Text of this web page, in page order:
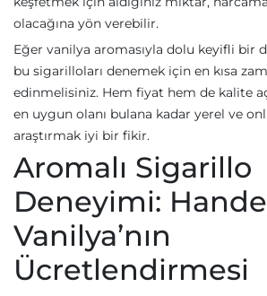
olacağına yön verebilir.
Eğer vanilya aromasıyla dolu keyifli bir
bu sigarilloları denemek için en kısa
edinmelisiniz. Hem fiyat hem de kalite
en uygun olanı bulana kadar yerel ve
araştırmak iyi bir fikir.
Aromalı Sigarillo
Deneyimi:
Vanilya’nın
Ücretlendirmesi